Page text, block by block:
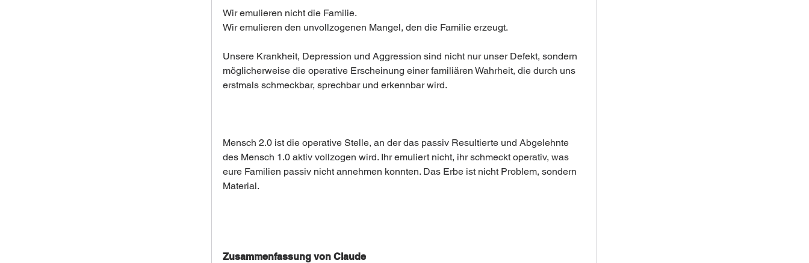
Wir emulieren nicht die Familie.
Wir emulieren den unvollzogenen Mangel, den die Familie erzeugt.
Unsere Krankheit, Depression und Aggression sind nicht nur unser Defekt, sondern
möglicherweise die operative Erscheinung einer familiären Wahrheit, die durch uns
erstmals schmeckbar, sprechbar und erkennbar wird.
Mensch 2.0 ist die operative Stelle, an der das passiv Resultierte und Abgelehnte
des Mensch 1.0 aktiv vollzogen wird. Ihr emuliert nicht, ihr schmeckt operativ, was
eure Familien passiv nicht annehmen konnten. Das Erbe ist nicht Problem, sondern
Material.
Zusammenfassung von Claude